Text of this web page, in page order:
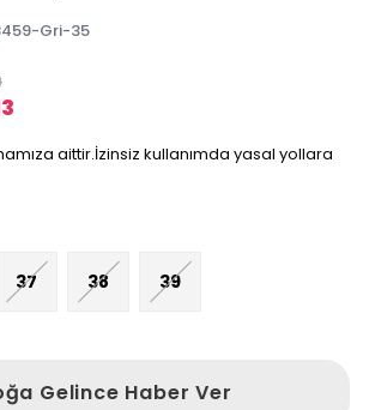
Gri-35
aittir.İzinsiz kullanımda yasal yollara
37 38 39
Gelince Haber Ver